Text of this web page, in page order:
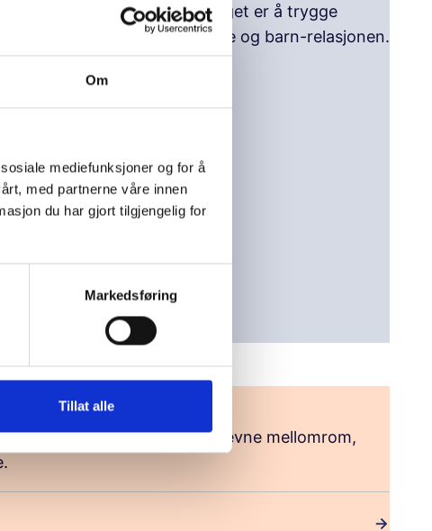
Om
mediefunksjoner og for å
med partnerne våre innen
du har gjort tilgjengelig for
Markedsføring
Tillat alle
barn». Målet med foredraget er å trygge
som ligger i foreldre og barn-relasjonen.
uhelse
settes opp av oss med jevne mellomrom,